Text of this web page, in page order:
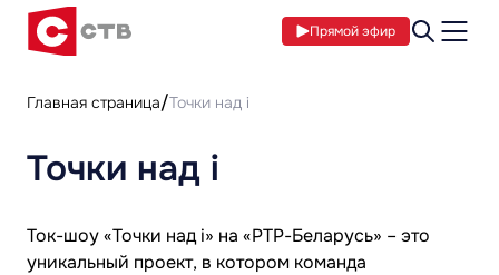
Прямой эфир
Главная страница Точки над i
Точки над i
Ток-шоу «Точки над і» на «РТР-Беларусь» – это
уникальный проект, в котором команда